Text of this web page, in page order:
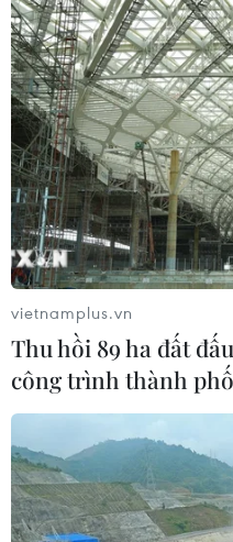
vietnamplus.vn
Thu hồi 89 ha đất
công trình thành